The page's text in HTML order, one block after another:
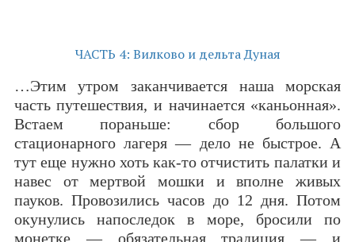
ЧАСТЬ 4: Вилково и дельта Дуная
…Этим утром заканчивается наша морская
часть путешествия, и начинается «каньонная».
Встаем пораньше: сбор большого
стационарного лагеря — дело не быстрое. А
тут еще нужно хоть как-то отчистить палатки и
навес от мертвой мошки и вполне живых
пауков. Провозились часов до 12 дня. Потом
окунулись напоследок в море, бросили по
монетке — обязательная традиция — и